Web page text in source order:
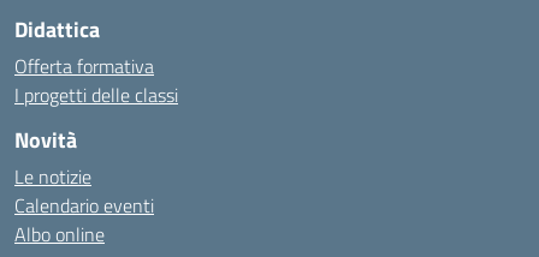
Didattica
Offerta formativa
I progetti delle classi
Novità
Le notizie
Calendario eventi
Albo online